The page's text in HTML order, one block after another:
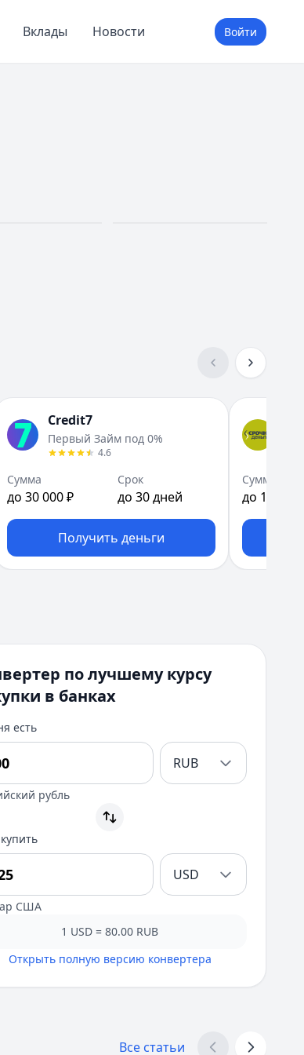
Вклады Новости Войти
Credit7
Первый Займ под 0%
4.6
Сумма
до 30 000 ₽
Срок
до 30 дней
Получить деньги
Сумма
до 15 000
по лучшему курсу
в банках
есть
RUB
рубль
USD
США
1 USD = 80.00 RUB
Открыть полную версию конвертера
Все статьи